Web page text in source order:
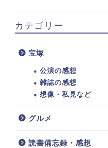
カテゴリー
宝塚
公演の感想
雑誌の感想
想像・私見など
グルメ
読書備忘録・感想